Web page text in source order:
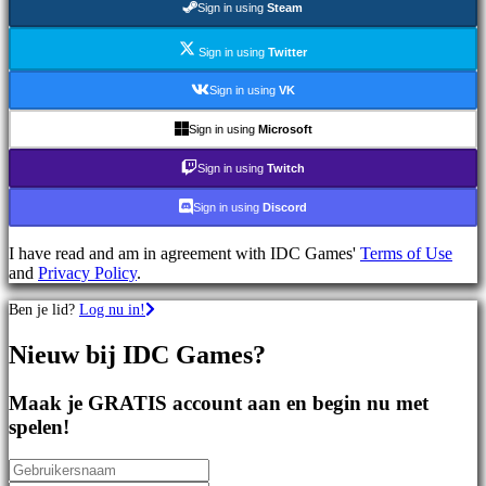
Sportspellen
Racing
Casual
Indie
Simulation
Puzzle
games
Fighting
games
Demo's
Gemeenschap
Gameplay
In-
game
evenementen
Sign in using Steam
Sign in using Twitter
Sign in using VK
Sign in using Microsoft
Sign in using Twitch
Sign in using Discord
I have read and am in agreement with IDC Games' Terms of Use
and Privacy Policy.
Ben je lid? Log nu in!
Nieuw bij IDC Games?
Maak je GRATIS account aan en begin nu met
spelen!